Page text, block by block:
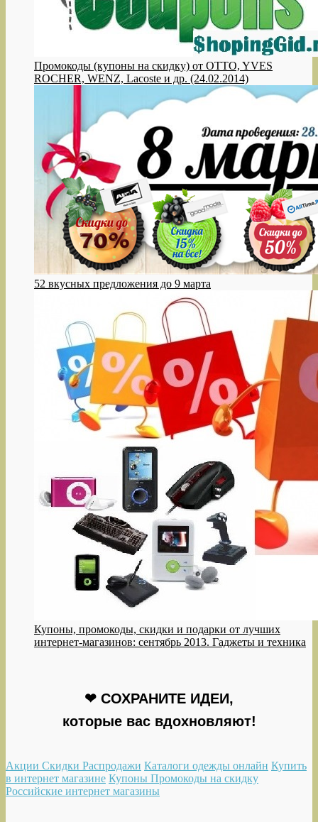
Промокоды (купоны на скидку) от OTTO, YVES
ROCHER, WENZ, Lacoste и др. (24.02.2014)
52 вкусных предложения до 9 марта
Купоны, промокоды, скидки и подарки от лучших
интернет-магазинов: сентябрь 2013. Гаджеты и техника
❤ СОХРАНИТЕ ИДЕИ,
которые вас вдохновляют!
Акции Скидки Распродажи Каталоги одежды онлайн Купить
в интернет магазине Купоны Промокоды на скидку
Российские интернет магазины